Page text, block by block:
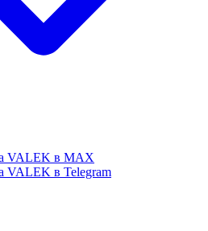
VALEK в MAX
VALEK в Telegram